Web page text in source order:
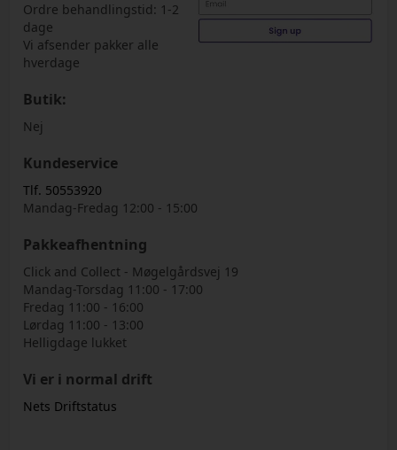
Ordre behandlingstid: 1-2
dage
Vi afsender pakker alle
hverdage
Butik:
Nej
Kundeservice
Tlf. 50553920
Mandag-Fredag 12:00 - 15:00
Pakkeafhentning
Click and Collect - Møgelgårdsvej 19
Mandag-Torsdag 11:00 - 17:00
Fredag 11:00 - 16:00
Lørdag 11:00 - 13:00
Helligdage lukket
Vi er i normal drift
Nets Driftstatus